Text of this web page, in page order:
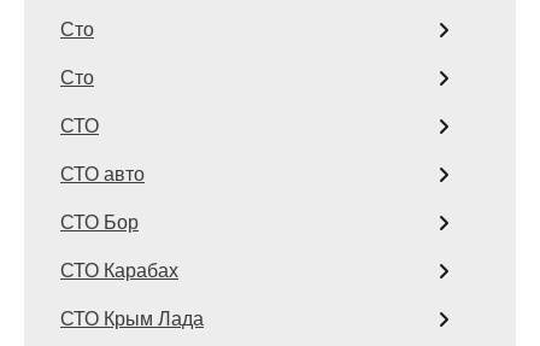
Сто
Сто
СТО
СТО авто
СТО Бор
СТО Карабах
СТО Крым Лада